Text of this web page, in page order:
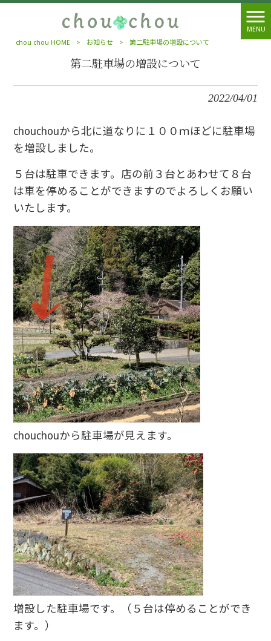
MENU
chou chou HOME
> お知らせ > 第二駐車場の増設について
第二駐車場の増設について
2022/04/01
chouchouから北に道なりに１００ｍほどに駐車場
を増設しました。
５台は駐車できます。店の前３台とあわせて８台
は車を停めることができますのでよろしくお願い
いたします。
chouchouから駐車場が見えます。
増設した駐車場です。（５台は停めることができ
ます。）